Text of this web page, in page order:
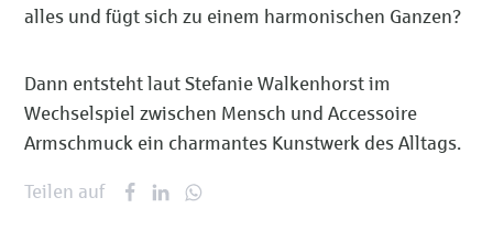
alles und fügt sich zu einem harmonischen Ganzen?
Dann entsteht laut Stefanie Walkenhorst im
Wechselspiel zwischen Mensch und Accessoire
Armschmuck ein charmantes Kunstwerk des Alltags.
Teilen auf